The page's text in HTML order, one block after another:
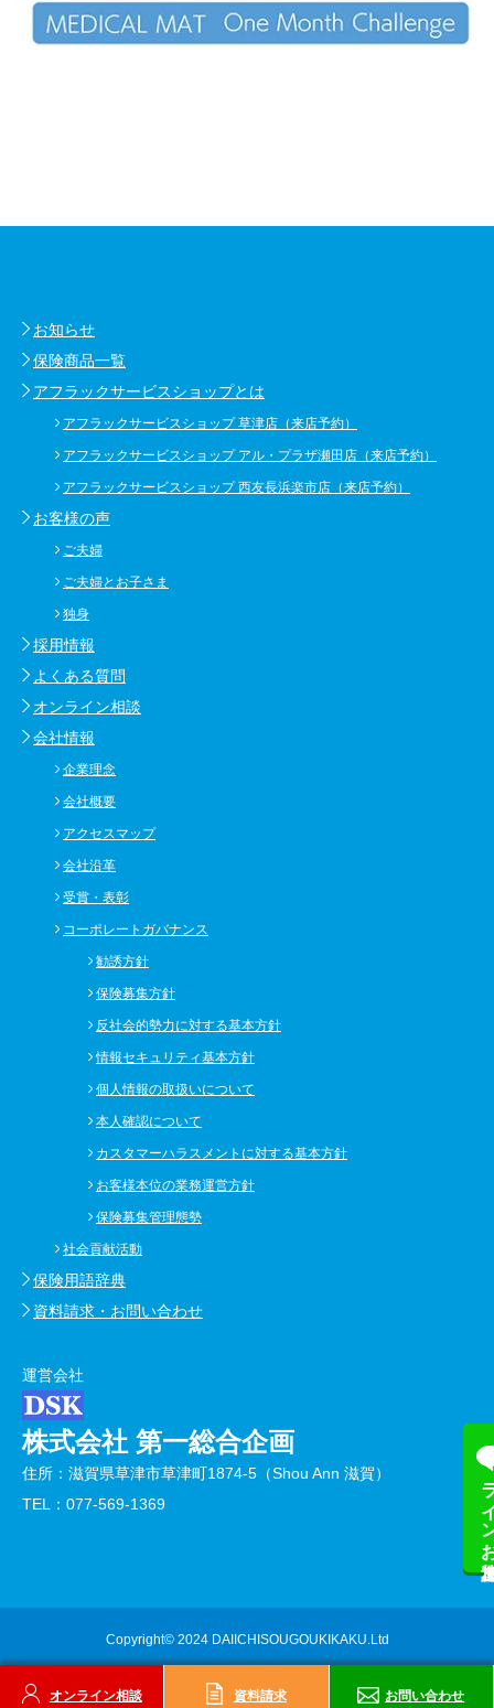
ライ
お知らせ
保険商品一覧
アフラックサービスショップとは
アフラックサービスショップ 草津店（来店予約）
アフラックサービスショップ アル・プラザ瀬田店（来店予約）
アフラックサービスショップ 西友長浜楽市店（来店予約）
お客様の声
ご夫婦
ご夫婦とお子さま
独身
採用情報
よくある質問
オンライン相談
会社情報
企業理念
会社概要
アクセスマップ
会社沿革
受賞・表彰
コーポレートガバナンス
勧誘方針
保険募集方針
反社会的勢力に対する基本方針
情報セキュリティ基本方針
個人情報の取扱いについて
本人確認について
カスタマーハラスメントに対する基本方針
お客様本位の業務運営方針
保険募集管理態勢
社会貢献活動
保険用語辞典
資料請求・お問い合わせ
運営会社
株式会社 第一総合企画
住所：滋賀県草津市草津町1874-5（Shou Ann 滋賀）
TEL：077-569-1369
Copyright© 2024 DAIICHISOUGOUKIKAKU.Ltd
オンライン相談 資料請求 お問い合わせ